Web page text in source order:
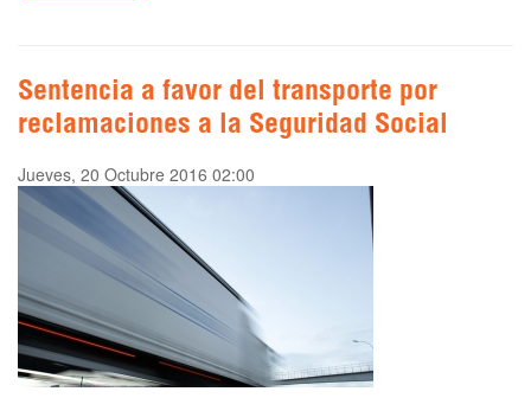
Sentencia a favor del transporte por
reclamaciones a la Seguridad Social
Jueves, 20 Octubre 2016 02:00